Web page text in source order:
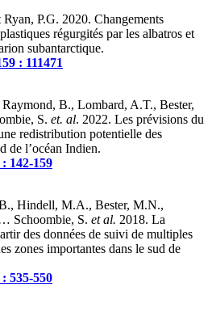
P.G. 2020. Changements
régurgités par les albatros et
subantarctique.
: 111471
B., Lombard, A.T., Bester,
S. et. al. 2022. Les prévisions du
redistribution potentielle des
de l’océan Indien.
: 142-159
Hindell, M.A., Bester, M.N.,
Schoombie, S. et al. 2018. La
des données de suivi de multiples
zones importantes dans le sud de
: 535-550